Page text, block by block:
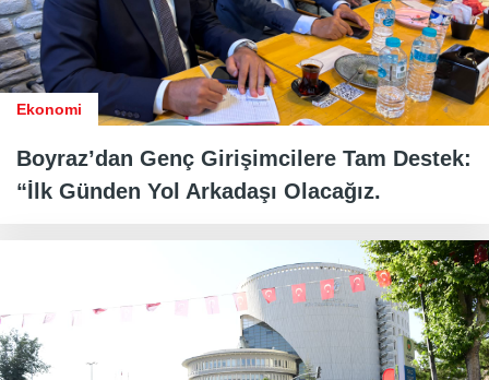
Ekonomi
Boyraz’dan Genç Girişimcilere Tam Destek:
“İlk Günden Yol Arkadaşı Olacağız.